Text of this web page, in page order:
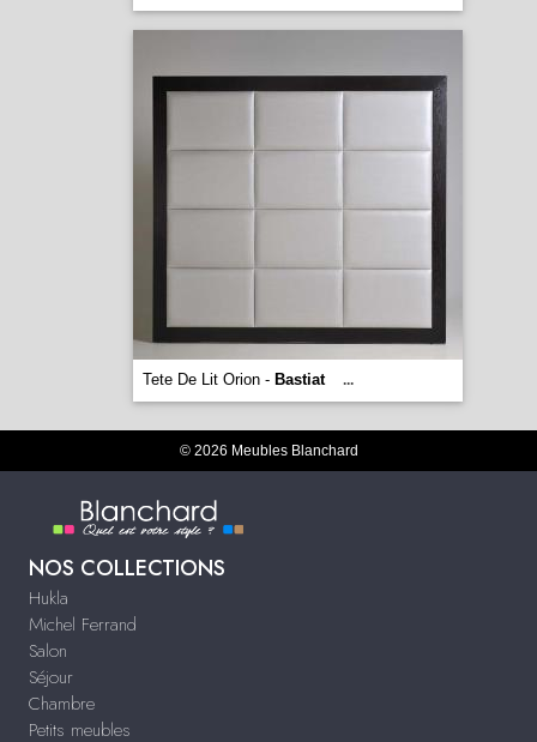
Tete De Lit Orion - Bastiat ...
© 2026 Meubles Blanchard
NOS COLLECTIONS
Hukla
Michel Ferrand
Salon
Séjour
Chambre
Petits meubles